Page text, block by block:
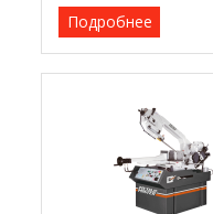
Подробнее